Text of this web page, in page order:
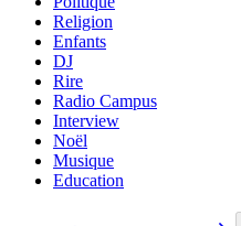
Religion
Enfants
DJ
Rire
Radio Campus
Interview
Noël
Musique
Education